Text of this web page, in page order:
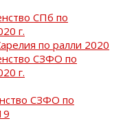
СПб по
г.
по ралли 2020
СЗФО по
г.
СЗФО по